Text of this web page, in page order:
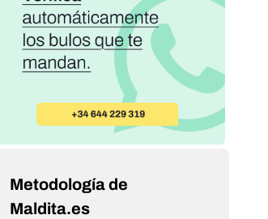
Metodología de
Maldita.es